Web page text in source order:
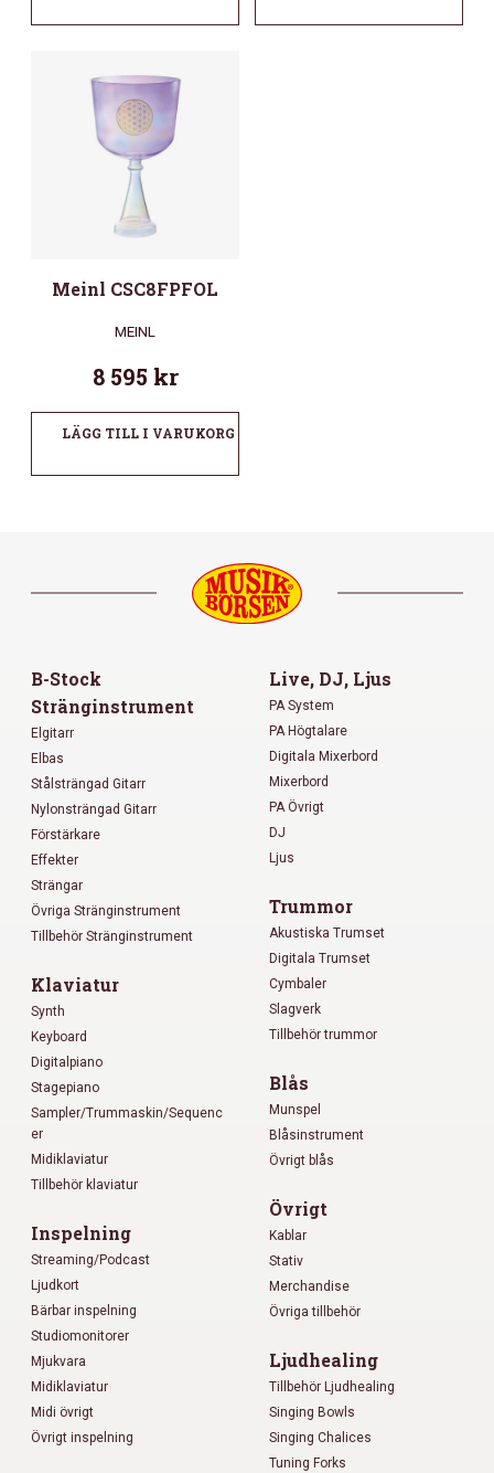
Meinl CSC8FPFOL
MEINL
8 595 kr
LÄGG TILL I VARUKORG
B-Stock
Stränginstrument
Elgitarr
Elbas
Stålsträngad Gitarr
Nylonsträngad Gitarr
Förstärkare
Effekter
Strängar
Övriga Stränginstrument
Tillbehör Stränginstrument
Klaviatur
Synth
Keyboard
Digitalpiano
Stagepiano
Sampler/Trummaskin/Sequenc
er
Midiklaviatur
Tillbehör klaviatur
Inspelning
Streaming/Podcast
Ljudkort
Bärbar inspelning
Studiomonitorer
Mjukvara
Midiklaviatur
Midi övrigt
Övrigt inspelning
Live, DJ, Ljus
PA System
PA Högtalare
Digitala Mixerbord
Mixerbord
PA Övrigt
DJ
Ljus
Trummor
Akustiska Trumset
Digitala Trumset
Cymbaler
Slagverk
Tillbehör trummor
Blås
Munspel
Blåsinstrument
Övrigt blås
Övrigt
Kablar
Stativ
Merchandise
Övriga tillbehör
Ljudhealing
Tillbehör Ljudhealing
Singing Bowls
Singing Chalices
Tuning Forks